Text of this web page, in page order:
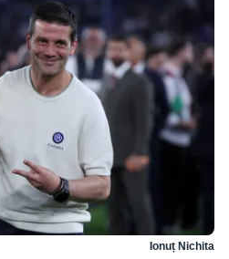
Ionuț Nichita